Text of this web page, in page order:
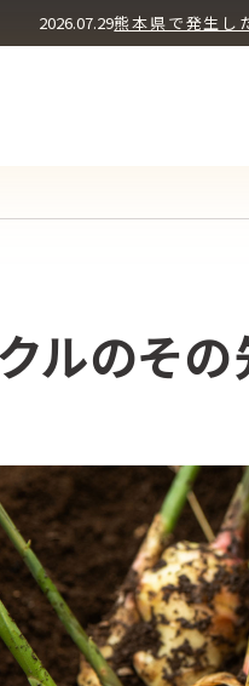
2026.07.29熊本県で発生し
ユズ ヘッズ
How We
ルのそ